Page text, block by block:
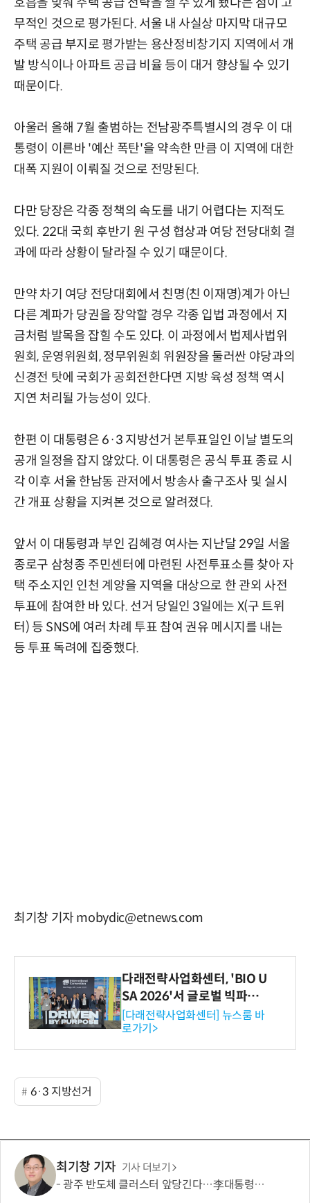
무적인 것으로 평가된다. 서울 내 사실상 마지막 대규모
주택 공급 부지로 평가받는 용산정비창기지 지역에서 개
발 방식이나 아파트 공급 비율 등이 대거 향상될 수 있기
때문이다.
아울러 올해 7월 출범하는 전남광주특별시의 경우 이 대
통령이 이른바 '예산 폭탄'을 약속한 만큼 이 지역에 대한
대폭 지원이 이뤄질 것으로 전망된다.
다만 당장은 각종 정책의 속도를 내기 어렵다는 지적도
있다. 22대 국회 후반기 원 구성 협상과 여당 전당대회 결
과에 따라 상황이 달라질 수 있기 때문이다.
만약 차기 여당 전당대회에서 친명(친 이재명)계가 아닌
다른 계파가 당권을 장악할 경우 각종 입법 과정에서 지
금처럼 발목을 잡힐 수도 있다. 이 과정에서 법제사법위
원회, 운영위원회, 정무위원회 위원장을 둘러싼 야당과의
신경전 탓에 국회가 공회전한다면 지방 육성 정책 역시
지연 처리될 가능성이 있다.
한편 이 대통령은 6·3 지방선거 본투표일인 이날 별도의
공개 일정을 잡지 않았다. 이 대통령은 공식 투표 종료 시
각 이후 서울 한남동 관저에서 방송사 출구조사 및 실시
간 개표 상황을 지켜본 것으로 알려졌다.
앞서 이 대통령과 부인 김혜경 여사는 지난달 29일 서울
종로구 삼청종 주민센터에 마련된 사전투표소를 찾아 자
택 주소지인 인천 계양을 지역을 대상으로 한 관외 사전
투표에 참여한 바 있다. 선거 당일인 3일에는 X(구 트위
터) 등 SNS에 여러 차례 투표 참여 권유 메시지를 내는
등 투표 독려에 집중했다.
최기창 기자 mobydic@etnews.com
다래전략사업화센터, 'BIO U
SA 2026'서 글로벌 빅파마
와의 비즈니스 미팅 지원…K
-바이오 해외 진출 교두보 확
보
[다래전략사업화센터] 뉴스룸 바
로가기>
6·3 지방선거
최기창 기자 기사 더보기
광주 반도체 클러스터 앞당긴다…李대통령 “2028년 軍공항 임시배치”